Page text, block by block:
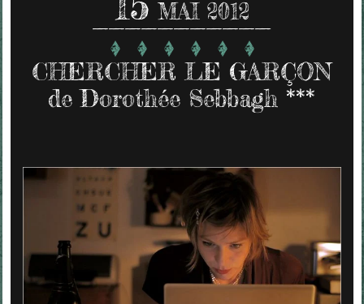
MAI 2012
CHERCHER LE GARÇON
de Dorothée Sebbagh ***